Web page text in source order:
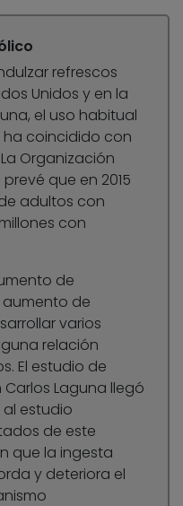
refrescos
Unidos y en la
el uso habitual
coincidido con
Organización
que en 2015
adultos con
con
de
de
varios
relación
El estudio de
Laguna llegó
estudio
de este
que la ingesta
y deteriora el